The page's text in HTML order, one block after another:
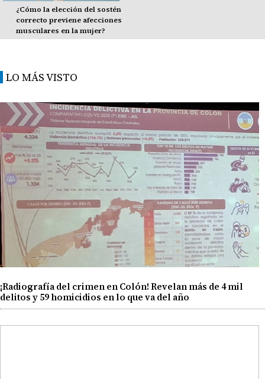
¿Cómo la elección del sostén
correcto previene afecciones
musculares en la mujer?
LO MÁS VISTO
¡Radiografía del crimen en Colón! Revelan más de 4 mil
delitos y 59 homicidios en lo que va del año